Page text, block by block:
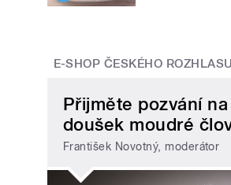
E-SHOP ČESKÉHO ROZHLASU
Přijměte pozvání
doušek moudré
František Novotný, moderátor